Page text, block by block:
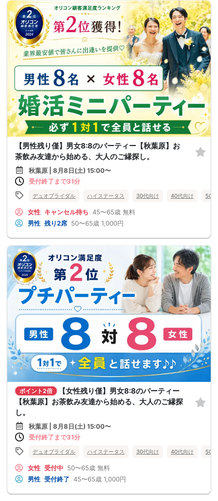
【男性残り僅】男女8:8のパーティー【秋葉原】お
茶飲み友達から始める、大人のご縁探し。
秋葉原 | 8月8日(土) 15:00〜
受付終了まで31分
デュオブライダル ハイステータス 30代向け 40代向け 50
女性 キャンセル待ち 45〜65歳 無料
男性 残り2席 50〜65歳 1,000円
ポイント2倍
【女性残り僅】男女8:8のパーティー
【秋葉原】お茶飲み友達から始める、大人のご縁探
し。
秋葉原 | 8月8日(土) 15:00〜
受付終了まで31分
デュオブライダル ハイステータス 30代向け 40代向け 50
女性 受付中 50〜65歳 無料
男性 受付終了 45〜65歳 1,000円